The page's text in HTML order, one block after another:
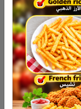
أبو رافع ينجح في
نقطة في أوروبا
الزوجة مجرد سلعة
الزوجة مجرد سلعة
من طائرات إطفاء
– فيديو